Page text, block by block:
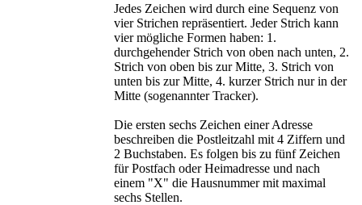
Jedes Zeichen wird durch eine Sequenz von
vier Strichen repräsentiert. Jeder Strich kann
vier mögliche Formen haben: 1.
durchgehender Strich von oben nach unten, 2.
Strich von oben bis zur Mitte, 3. Strich von
unten bis zur Mitte, 4. kurzer Strich nur in der
Mitte (sogenannter Tracker).
Die ersten sechs Zeichen einer Adresse
beschreiben die Postleitzahl mit 4 Ziffern und
2 Buchstaben. Es folgen bis zu fünf Zeichen
für Postfach oder Heimadresse und nach
einem "X" die Hausnummer mit maximal
sechs Stellen.